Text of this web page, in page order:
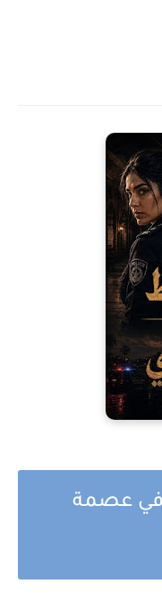
في عصمة